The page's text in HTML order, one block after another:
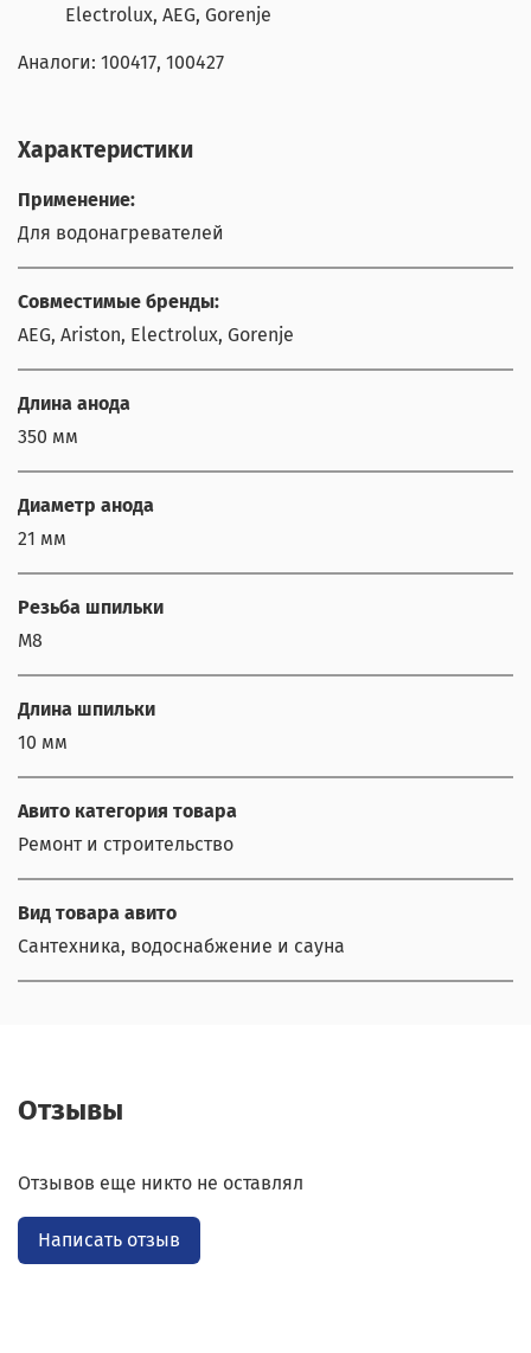
Electrolux, AEG, Gorenje
Аналоги: 100417, 100427
Характеристики
Применение:
Для водонагревателей
Совместимые бренды:
AEG, Ariston, Electrolux, Gorenje
Длина анода
350 мм
Диаметр анода
21 мм
Резьба шпильки
М8
Длина шпильки
10 мм
Авито категория товара
Ремонт и строительство
Вид товара авито
Сантехника, водоснабжение и сауна
Отзывы
Отзывов еще никто не оставлял
Написать отзыв